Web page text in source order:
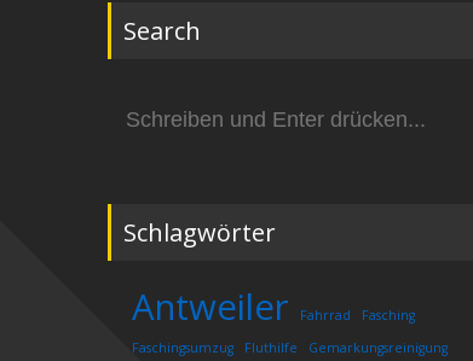
Search
nach:
Schlagwörter
Antweiler Fahrrad
Fasching
Faschingsumzug
Fluthilfe Gemarkungsreinigung